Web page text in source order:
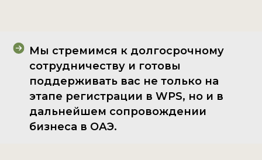
Мы стремимся к долгосрочному
сотрудничеству и готовы
поддерживать вас не только на
этапе регистрации в WPS, но и в
дальнейшем сопровождении
бизнеса в ОАЭ.